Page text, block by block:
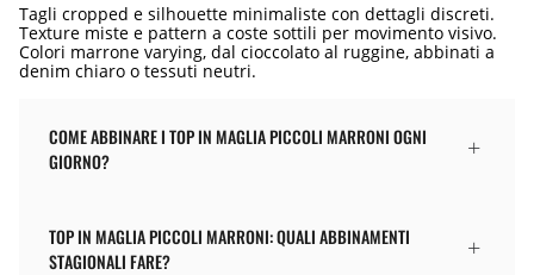
Tagli cropped e silhouette minimaliste con dettagli discreti.
Texture miste e pattern a coste sottili per movimento visivo.
Colori marrone varying, dal cioccolato al ruggine, abbinati a
denim chiaro o tessuti neutri.
COME ABBINARE I TOP IN MAGLIA PICCOLI MARRONI OGNI
GIORNO?
TOP IN MAGLIA PICCOLI MARRONI: QUALI ABBINAMENTI
STAGIONALI FARE?